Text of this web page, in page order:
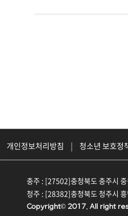
개인정보처리방침 |
청소년 보호정
충주 : [27502]충청북도 충주시
청주 : [28382]충청북도 청주시
Copyright© 2017. All right